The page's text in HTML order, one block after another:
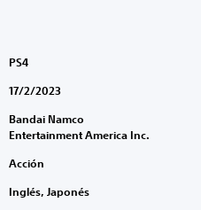
PS4
17/2/2023
Bandai Namco
Entertainment America Inc.
Acción
Inglés, Japonés